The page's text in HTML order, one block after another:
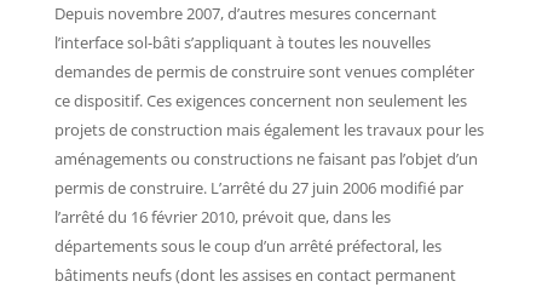
Depuis novembre 2007, d’autres mesures concernant
l’interface sol-bâti s’appliquant à toutes les nouvelles
demandes de permis de construire sont venues compléter
ce dispositif. Ces exigences concernent non seulement les
projets de construction mais également les travaux pour les
aménagements ou constructions ne faisant pas l’objet d’un
permis de construire. L’arrêté du 27 juin 2006 modifié par
l’arrêté du 16 février 2010, prévoit que, dans les
départements sous le coup d’un arrêté préfectoral, les
bâtiments neufs (dont les assises en contact permanent